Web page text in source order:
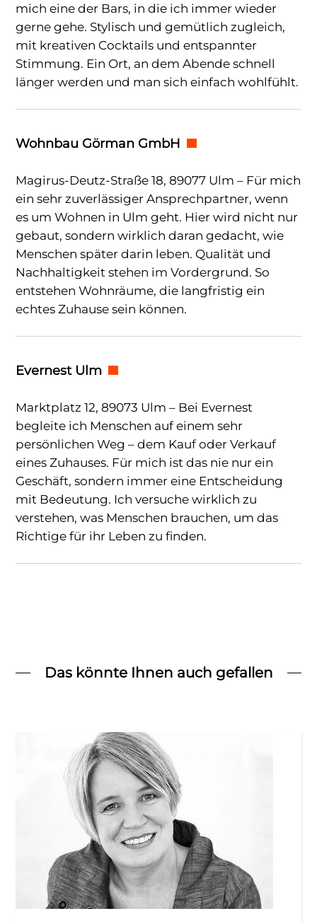
mich eine der Bars, in die ich immer wieder
gerne gehe. Stylisch und gemütlich zugleich,
mit kreativen Cocktails und entspannter
Stimmung. Ein Ort, an dem Abende schnell
länger werden und man sich einfach wohlfühlt.
Wohnbau Görman GmbH
Magirus-Deutz-Straße 18, 89077 Ulm – Für mich
ein sehr zuverlässiger Ansprechpartner, wenn
es um Wohnen in Ulm geht. Hier wird nicht nur
gebaut, sondern wirklich daran gedacht, wie
Menschen später darin leben. Qualität und
Nachhaltigkeit stehen im Vordergrund. So
entstehen Wohnräume, die langfristig ein
echtes Zuhause sein können.
Evernest Ulm
Marktplatz 12, 89073 Ulm – Bei Evernest
begleite ich Menschen auf einem sehr
persönlichen Weg – dem Kauf oder Verkauf
eines Zuhauses. Für mich ist das nie nur ein
Geschäft, sondern immer eine Entscheidung
mit Bedeutung. Ich versuche wirklich zu
verstehen, was Menschen brauchen, um das
Richtige für ihr Leben zu finden.
Das könnte Ihnen auch gefallen